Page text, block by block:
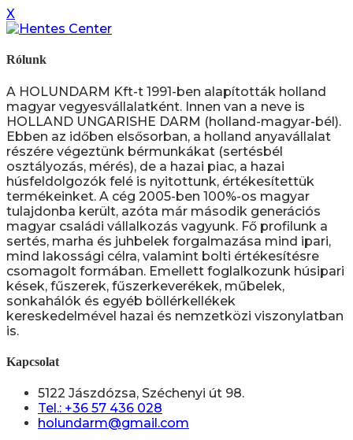
X
Rólunk
A HOLUNDARM Kft-t 1991-ben alapították holland
magyar vegyesvállalatként. Innen van a neve is
HOLLAND UNGARISHE DARM (holland-magyar-bél).
Ebben az időben elsősorban, a holland anyavállalat
részére végeztünk bérmunkákat (sertésbél
osztályozás, mérés), de a hazai piac, a hazai
húsfeldolgozók felé is nyitottunk, értékesítettük
termékeinket. A cég 2005-ben 100%-os magyar
tulajdonba került, azóta már második generációs
magyar családi vállalkozás vagyunk. Fő profilunk a
sertés, marha és juhbelek forgalmazása mind ipari,
mind lakossági célra, valamint bolti értékesítésre
csomagolt formában. Emellett foglalkozunk húsipari
kések, fűszerek, fűszerkeverékek, műbelek,
sonkahálók és egyéb böllérkellékek
kereskedelmével hazai és nemzetközi viszonylatban
is.
Kapcsolat
5122 Jászdózsa, Széchenyi út 98.
Tel.: +36 57 436 028
holundarm@gmail.com